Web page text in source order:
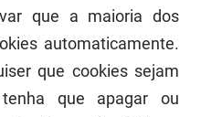
que a maioria dos
automaticamente.
que cookies sejam
que apagar ou